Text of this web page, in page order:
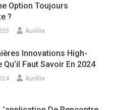
Option Toujours
?
Aurélie
Innovations High-
Qu’il Faut Savoir En 2024
Aurélie